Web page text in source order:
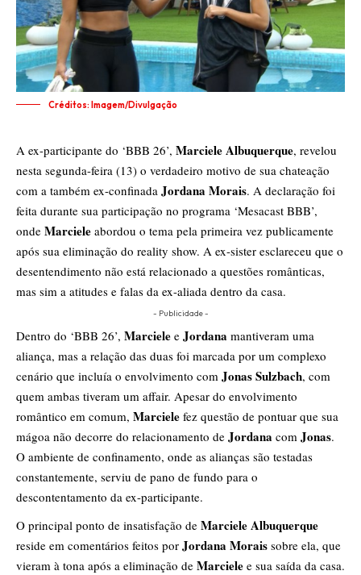
Créditos: Imagem/Divulgação
A ex-participante do ‘BBB 26’, Marciele Albuquerque, revelou
nesta segunda-feira (13) o verdadeiro motivo de sua chateação
com a também ex-confinada Jordana Morais. A declaração foi
feita durante sua participação no programa ‘Mesacast BBB’,
onde Marciele abordou o tema pela primeira vez publicamente
após sua eliminação do reality show. A ex-sister esclareceu que o
desentendimento não está relacionado a questões românticas,
mas sim a atitudes e falas da ex-aliada dentro da casa.
- Publicidade -
Dentro do ‘BBB 26’, Marciele e Jordana mantiveram uma
aliança, mas a relação das duas foi marcada por um complexo
cenário que incluía o envolvimento com Jonas Sulzbach, com
quem ambas tiveram um affair. Apesar do envolvimento
romântico em comum, Marciele fez questão de pontuar que sua
mágoa não decorre do relacionamento de Jordana com Jonas.
O ambiente de confinamento, onde as alianças são testadas
constantemente, serviu de pano de fundo para o
descontentamento da ex-participante.
O principal ponto de insatisfação de Marciele Albuquerque
reside em comentários feitos por Jordana Morais sobre ela, que
vieram à tona após a eliminação de Marciele e sua saída da casa.